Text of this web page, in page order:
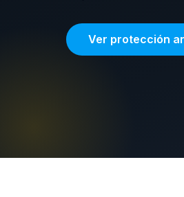
Ver protección